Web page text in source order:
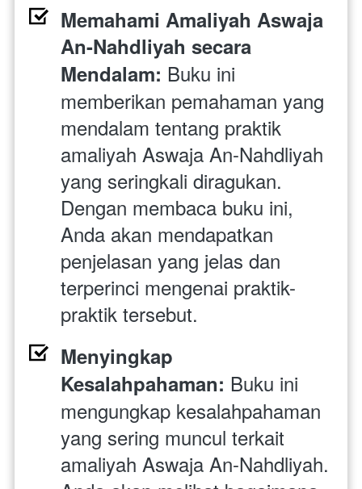
Memahami Amaliyah Aswaja
An-Nahdliyah secara
Mendalam: Buku ini
memberikan pemahaman yang
mendalam tentang praktik
amaliyah Aswaja An-Nahdliyah
yang seringkali diragukan.
Dengan membaca buku ini,
Anda akan mendapatkan
penjelasan yang jelas dan
terperinci mengenai praktik-
praktik tersebut.
Menyingkap
Kesalahpahaman: Buku ini
mengungkap kesalahpahaman
yang sering muncul terkait
amaliyah Aswaja An-Nahdliyah.